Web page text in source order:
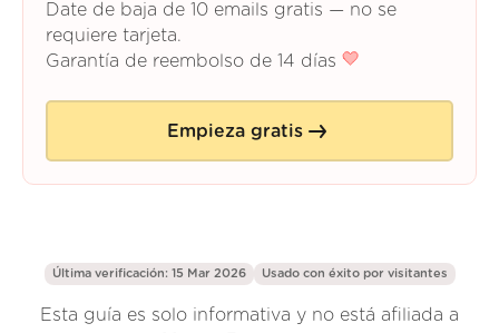
Date de baja de 10 emails gratis — no se
requiere tarjeta.
Garantía de reembolso de 14 días
Empieza gratis
Última verificación: 15 Mar 2026 Usado con éxito por visitantes
Esta guía es solo informativa y no está afiliada a